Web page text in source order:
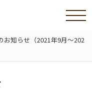
知らせ（2021年9月～202